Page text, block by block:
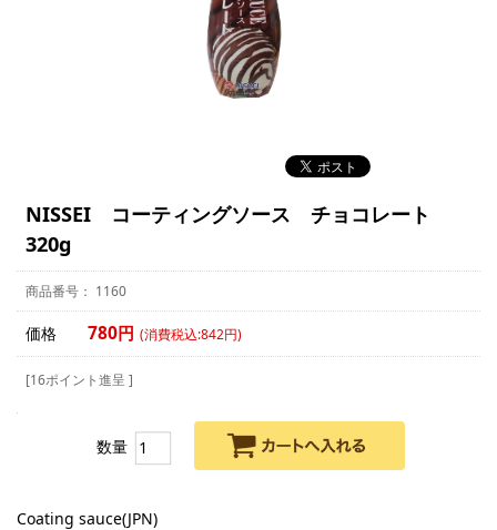
NISSEI コーティングソース チョコレート
320g
1160
価格 780円 (消費税込:842円)
[16ポイント進呈 ]
数量
Coating sauce(JPN)